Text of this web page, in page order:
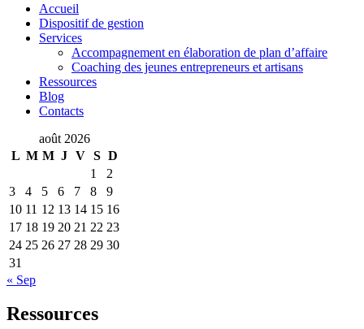
Accueil
Dispositif de gestion
Services
Accompagnement en élaboration de plan d’affaire
Coaching des jeunes entrepreneurs et artisans
Ressources
Blog
Contacts
août 2026
L M M J V S D
1
2
3
4 5 6 7 8
9
10 11 12 13 14 15 16
17 18 19 20 21 22 23
24 25 26 27 28 29 30
31
« Sep
Ressources